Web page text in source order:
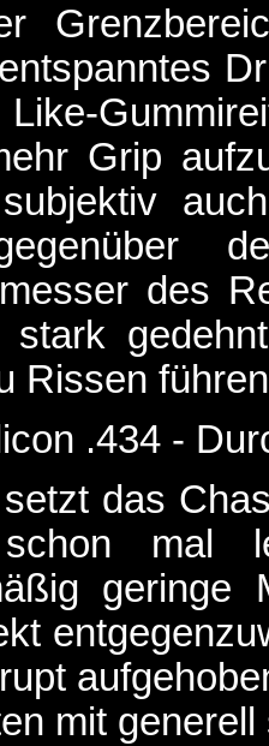
Grip
des
stark
Rissen
.434 -
das
schon mal
mit